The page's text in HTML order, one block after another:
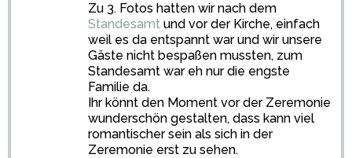
Zu 3. Fotos hatten wir nach dem
Standesamt und vor der Kirche, einfach
weil es da entspannt war und wir unsere
Gäste nicht bespaßen mussten, zum
Standesamt war eh nur die engste
Familie da.
Ihr könnt den Moment vor der Zeremonie
wunderschön gestalten, dass kann viel
romantischer sein als sich in der
Zeremonie erst zu sehen.